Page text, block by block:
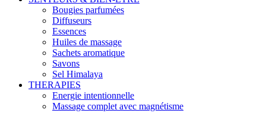
Bougies parfumées
Diffuseurs
Essences
Huiles de massage
Sachets aromatique
Savons
Sel Himalaya
THERAPIES
Energie intentionnelle
Massage complet avec magnétisme